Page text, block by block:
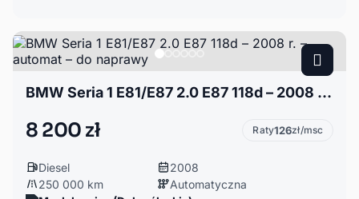
BMW Seria 1 E81/E87 2.0 E87 118d – 2008 r. – automat – do naprawy
8 200 zł Raty126zł/msc
Diesel
2008
250 000 km
Automatyczna